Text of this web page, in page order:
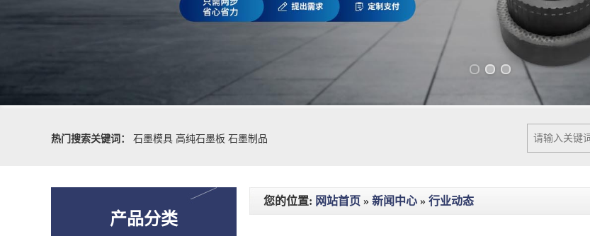
热门搜索关键词：
石墨模具 高纯石墨板 石墨制品
产品分类
您的位置: 网站首页 » 新闻中心 » 行业动态